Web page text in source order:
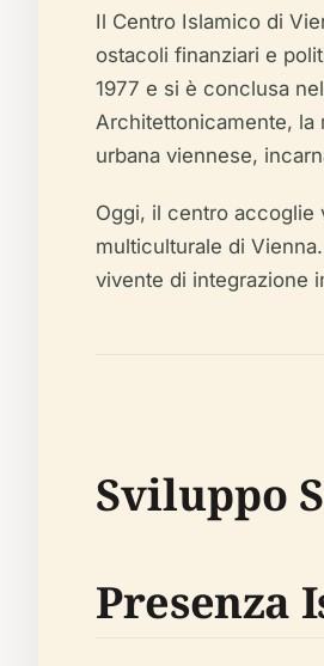
Il Centro Islamico di
ostacoli finanziari e
1977 e si è conclusa
Architettonicamente,
urbana viennese,
Oggi, il centro accoglie
multiculturale di
vivente di integrazione
Sviluppo
Presenza